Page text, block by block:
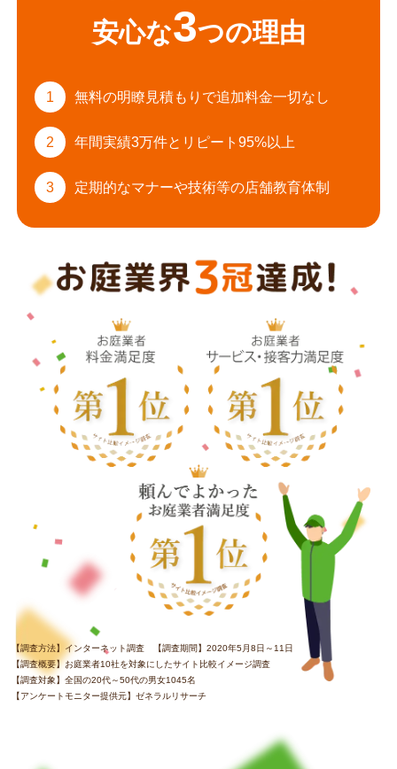
安心な3つの理由
1 無料の明瞭見積もりで追加料金一切なし
2 年間実績3万件と リピート95%以上
3 定期的なマナーや技術等の店舗教育体制
【調査方法】インターネット調査 【調査期間】2020年5月8日～11日
【調査概要】お庭業者10社を対象にしたサイト比較イメージ調査
【調査対象】全国の20代～50代の男女1045名
【アンケートモニター提供元】ゼネラルリサーチ